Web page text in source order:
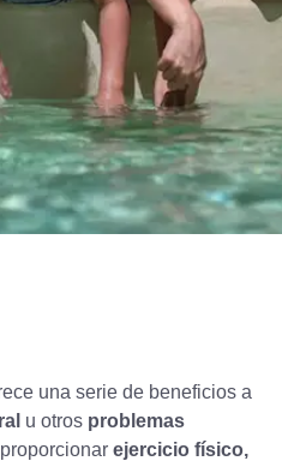
una serie de beneficios a
u otros problemas
ejercicio físico,